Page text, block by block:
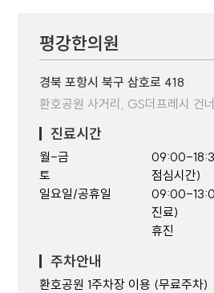
평강한의원
경북 포항시 북구 삼호로 418
환호공원 사거리, GS더프레시 건
진료시간
월-금
토
일요일/공휴일
09:00-
점심시간)
09:00-
진료)
휴진
주차안내
환호공원 1주차장 이용 (무료주차)